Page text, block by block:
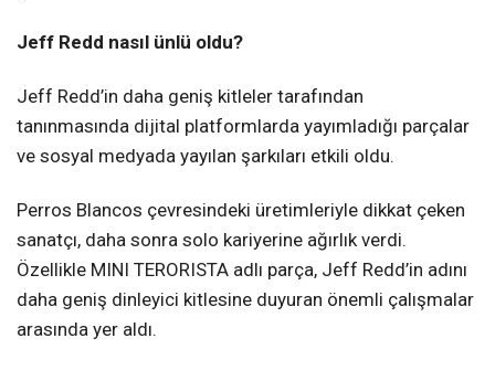
Jeff Redd nasıl ünlü oldu?
Jeff Redd’in daha geniş kitleler tarafından
tanınmasında dijital platformlarda yayımladığı parçalar
ve sosyal medyada yayılan şarkıları etkili oldu.
Perros Blancos çevresindeki üretimleriyle dikkat çeken
sanatçı, daha sonra solo kariyerine ağırlık verdi.
Özellikle MINI TERORISTA adlı parça, Jeff Redd’in adını
daha geniş dinleyici kitlesine duyuran önemli çalışmalar
arasında yer aldı.